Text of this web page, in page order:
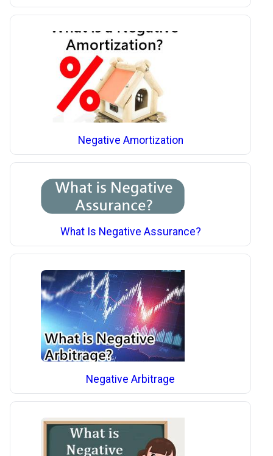
Negative Amortization
What Is Negative Assurance?
Negative Arbitrage